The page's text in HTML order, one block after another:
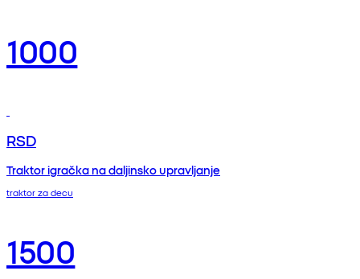
1000
RSD
Traktor igračka na daljinsko upravljanje
traktor za decu
1500